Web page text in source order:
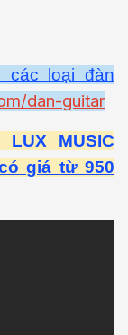
các loại đàn
dan-guitar
MUSIC
giá từ 950